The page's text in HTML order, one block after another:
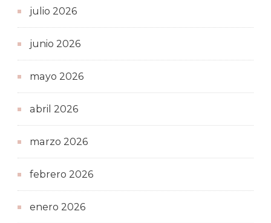
julio 2026
junio 2026
mayo 2026
abril 2026
marzo 2026
febrero 2026
enero 2026